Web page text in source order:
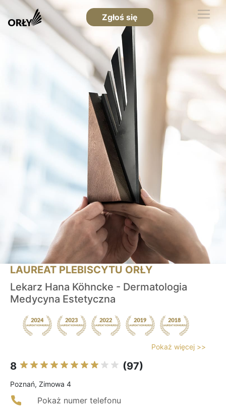
Zgłoś się
LAUREAT PLEBISCYTU ORŁY
Lekarz Hana Köhncke - Dermatologia
Medycyna Estetyczna
Pokaż więcej >>
8 (97)
Poznań, Zimowa 4
Pokaż numer telefonu